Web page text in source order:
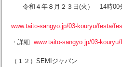
令和４年８月２３日(火） 14時00
www.taito-sangyo.jp/03-kouryu/festa/
・詳細 www.taito-sangyo.jp/03-
（１２）SEMIジャパン